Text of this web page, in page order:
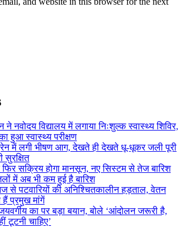
नवोदय विद्यालय में लगाया निःशुल्क स्वास्थ्य शिविर,
का हुआ स्वास्थ्य परीक्षण
में लगी भीषण आग, देखते ही देखते धू-धूकर जली पूरी
सुरक्षित
सक्रिय होगा मानसून, नए सिस्टम से तेज बारिश
में अब भी कम हुई है बारिश
से पटवारियों की अनिश्चितकालीन हड़ताल, वेतन
प्रमुख मांगें
का पर बड़ा बयान, बोले ‘आंदोलन जरूरी है,
टूटनी चाहिए’